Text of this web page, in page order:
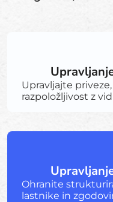
Upravljajte
razpoložljivost z
Ohranite
lastnike in